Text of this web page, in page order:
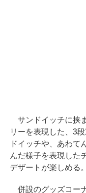
サンドイッチに挟
リーを表現した、3
ドイッチや、あわて
んだ様子を表現した
デザートが楽しめる。
併設のグッズコー